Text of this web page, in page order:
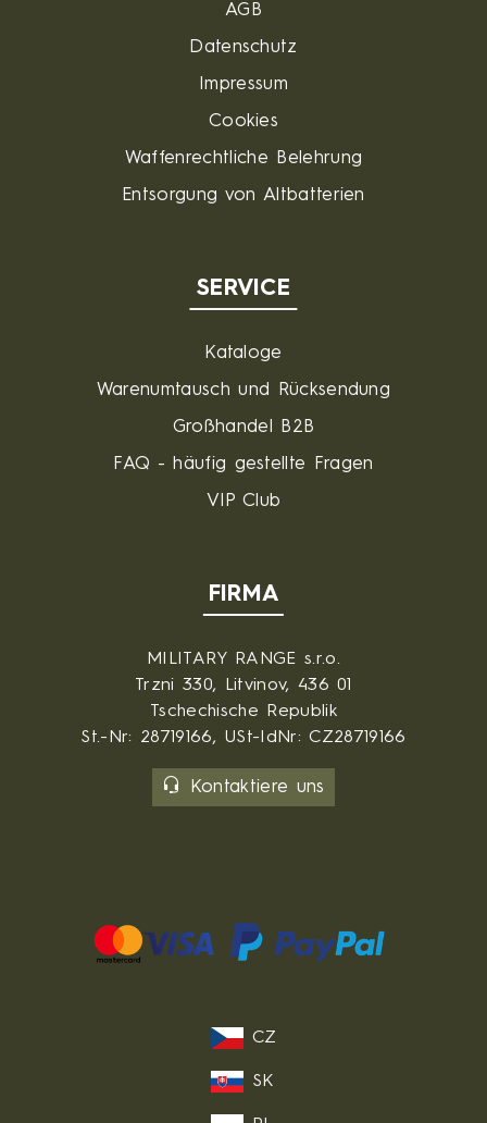
AGB
Datenschutz
Impressum
Cookies
Waffenrechtliche Belehrung
Entsorgung von Altbatterien
SERVICE
Kataloge
Warenumtausch und Rücksendung
Großhandel B2B
FAQ - häufig gestellte Fragen
VIP Club
FIRMA
MILITARY RANGE s.r.o.
Trzni 330, Litvinov, 436 01
Tschechische Republik
St.-Nr: 28719166, USt-IdNr: CZ28719166
Kontaktiere uns
CZ
SK